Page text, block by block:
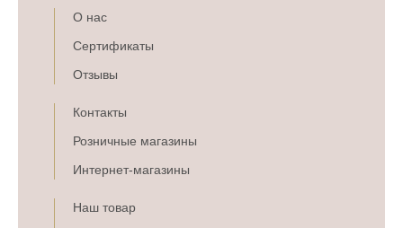
О нас
Сертификаты
Отзывы
Контакты
Розничные магазины
Интернет-магазины
Наш товар